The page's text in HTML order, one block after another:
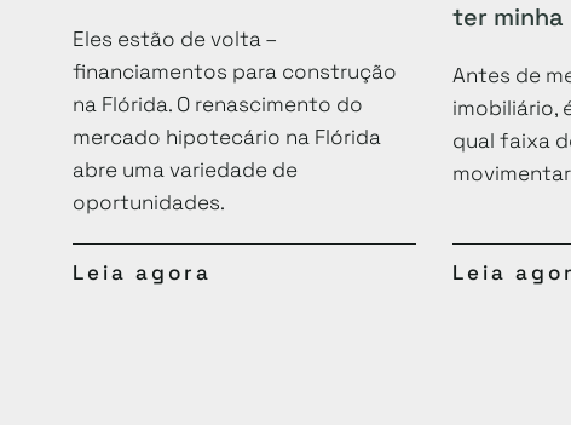
Eles estão de volta –
financiamentos para construção
na Flórida. O renascimento do
mercado hipotecário na Flórida
abre uma variedade de
oportunidades.
Leia agora
ter minha
Antes de
imobiliário,
qual faixa
Leia